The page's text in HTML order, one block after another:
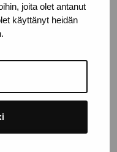
joita olet antanut
käyttänyt heidän